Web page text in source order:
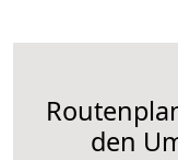
den